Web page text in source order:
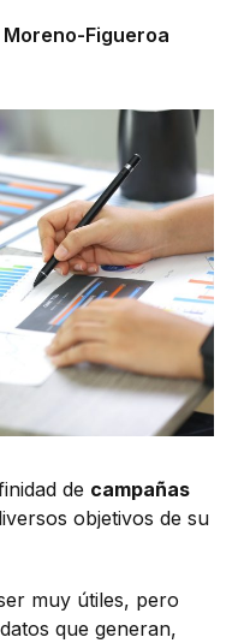
Figueroa
de campañas
objetivos de su
muy útiles, pero
que generan,